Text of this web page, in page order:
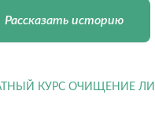
Рассказать историю